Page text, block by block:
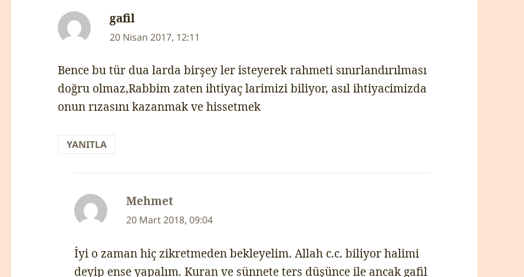
gafil
ki:
20 Nisan 2017, 12:11
Bence bu tür dua larda birşey ler isteyerek rahmeti sınırlandırılması
doğru olmaz,Rabbim zaten ihtiyaç larimizi biliyor, asıl ihtiyacimizda
onun rızasını kazanmak ve hissetmek
YANITLA
Mehmet
ki:
20 Mart 2018, 09:04
İyi o zaman hiç zikretmeden bekleyelim. Allah c.c. biliyor halimi
deyip ense yapalım. Kuran ve sünnete ters düşünce ile ancak gafil